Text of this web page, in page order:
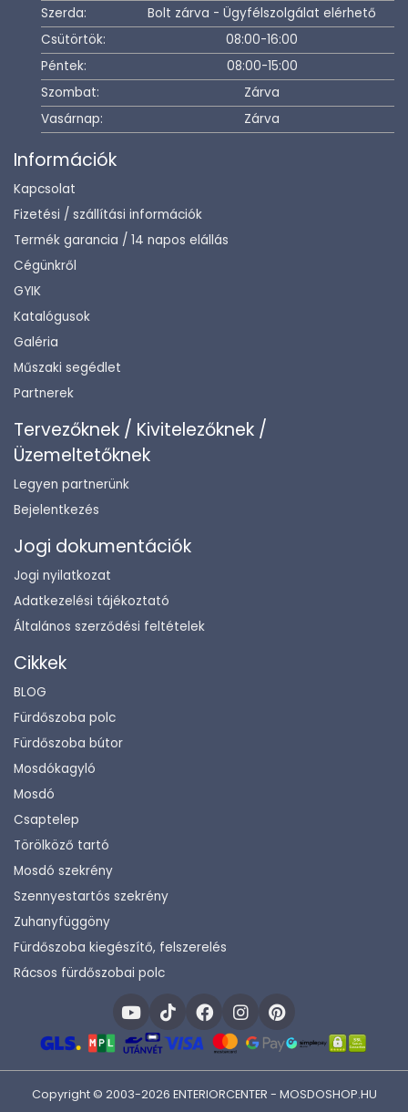
Szerda:
Bolt zárva - Ügyfélszolgálat elérhető
Csütörtök:
08:00-16:00
Péntek:
08:00-15:00
Szombat:
Zárva
Vasárnap:
Zárva
Információk
Kapcsolat
Fizetési / szállítási információk
Termék garancia / 14 napos elállás
Cégünkről
GYIK
Katalógusok
Galéria
Műszaki segédlet
Partnerek
Tervezőknek / Kivitelezőknek /
Üzemeltetőknek
Legyen partnerünk
Bejelentkezés
Jogi dokumentációk
Jogi nyilatkozat
Adatkezelési tájékoztató
Általános szerződési feltételek
Cikkek
BLOG
Fürdőszoba polc
Fürdőszoba bútor
Mosdókagyló
Mosdó
Csaptelep
Törölköző tartó
Mosdó szekrény
Szennyestartós szekrény
Zuhanyfüggöny
Fürdőszoba kiegészítő, felszerelés
Rácsos fürdőszobai polc
Copyright © 2003-2026 ENTERIORCENTER - MOSDOSHOP.HU